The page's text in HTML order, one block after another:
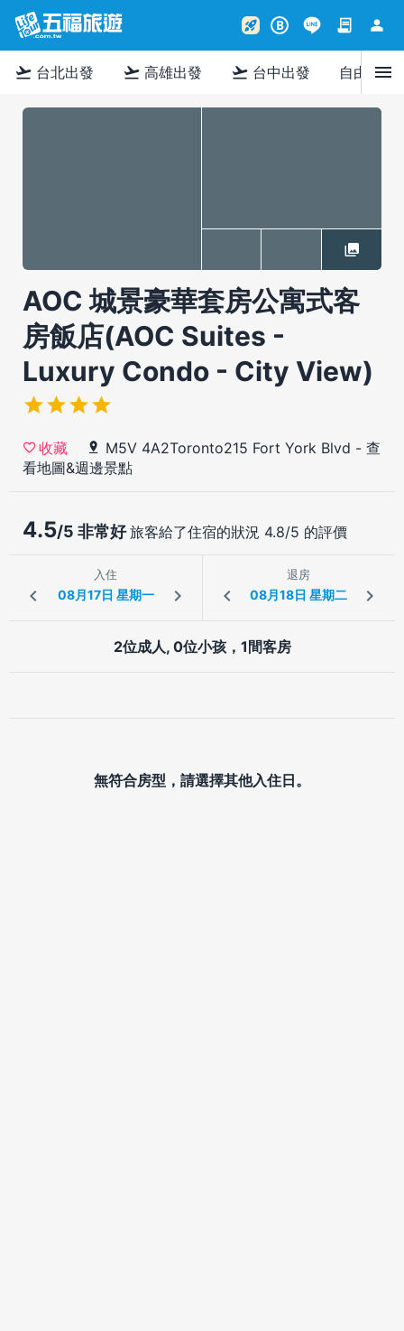
rocket_launch B contract person
flight_takeoff 台北出發 flight_takeoff 高雄出發 flight_takeoff 台中出發 自由行menu
AOC 城景豪華套房公寓式客
房飯店(AOC Suites -
Luxury Condo - City View)
收藏 M5V 4A2Toronto215 Fort York Blvd - 查
看地圖&週邊景點
4.5/5 非常好旅客給了住宿的狀況 4.8/5 的評價
入住 退房
2位成人, 0位小孩，1間客房
無符合房型，請選擇其他入住日。